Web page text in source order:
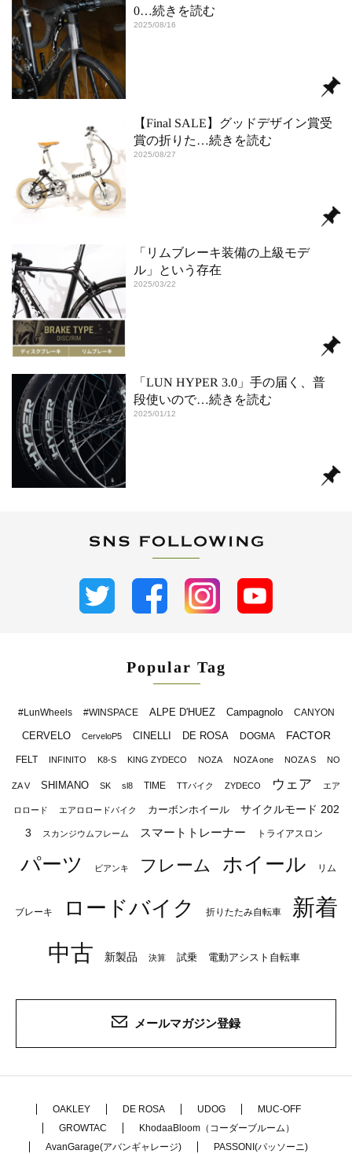
0…続きを読む
2025/08/16
【Final SALE】グッドデザイン賞受
賞の折りた …続きを読む
2025/08/27
「リムブレーキ装備の上級モデ
ル」という存在
2025/03/22
「LUN HYPER 3.0」手の届く、普
段使いので…続きを読む
2025/01/12
Popular Tag
#LunWheels #WINSPACE ALPE D'HUEZ Campagnolo CANYON
CERVELO CerveloP5 CINELLI DE ROSA DOGMA FACTOR
FELT INFINITO K8-S KING ZYDECO NOZA NOZA one NOZA S NO
ZA V SHIMANO SK sl8 TIME TTバイク ZYDECO ウェア エア
ロロード エアロロードバイク カーボンホイール
サイクルモード 202
3
スカンジウムフレーム スマートトレーナー トライアスロン
パーツ ビアンキ フレーム ホイール リム
ブレーキ ロードバイク 折りたたみ自転車
新着
中古
新製品 決算 試乗 電動アシスト自転車
メールマガジン登録
OAKLEY DE ROSA UDOG
MUC-OFF
GROWTAC
KhodaaBloom（コーダーブルーム）
AvanGarage(アバンギャレージ)
PASSONI(パッソーニ)